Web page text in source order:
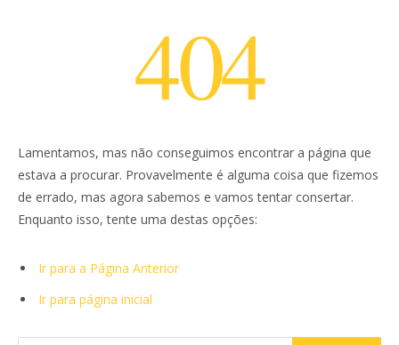
404
Lamentamos, mas não conseguimos encontrar a página que
estava a procurar. Provavelmente é alguma coisa que fizemos
de errado, mas agora sabemos e vamos tentar consertar.
Enquanto isso, tente uma destas opções:
Ir para a Página Anterior
Ir para página inicial